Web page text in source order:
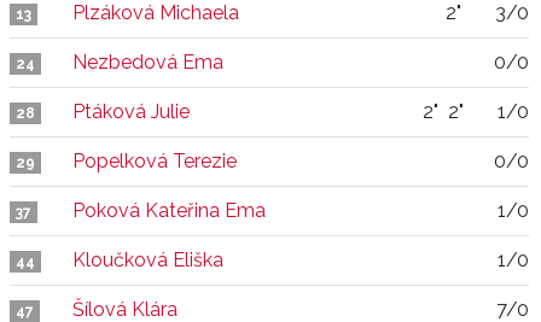
13 Plzáková Michaela 2" 3/0
24 Nezbedová Ema 0/0
28 Ptáková Julie 2" 2" 1/0
29 Popelková Terezie 0/0
37 Poková Kateřina Ema 1/0
44 Kloučková Eliška 1/0
47 Šílová Klára 7/0